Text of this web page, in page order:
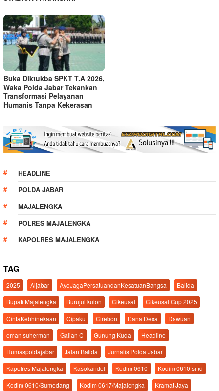
Buka Diktukba SPKT T.A 2026,
Waka Polda Jabar Tekankan
Transformasi Pelayanan
Humanis Tanpa Kekerasan
HEADLINE
POLDA JABAR
MAJALENGKA
POLRES MAJALENGKA
KAPOLRES MAJALENGKA
TAG
2025 Aljabar AyoJagaPersatuandanKesatuanBangsa
Balida
Bupati Majalengka
Burujul kulon Cikeusal
Cikeusal Cup 2025
CintaKebhinekaan
Cipaku Cirebon Dana Desa
Dawuan
eman suherman
Galian C Gunung Kuda
Headline
Humaspoldajabar
Jalan Balida
Jurnalis Polda Jabar
Kapolres Majalengka
Kasokandel Kodim 0610
Kodim 0610 smd
Kodim 0610/Sumedang
Kodim 0617/Majalengka
Kramat Jaya